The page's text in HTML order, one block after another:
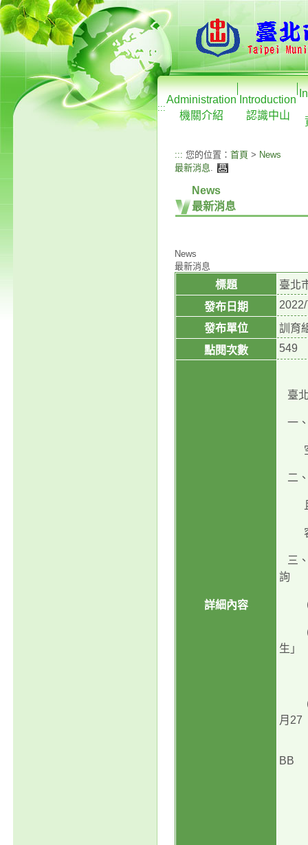
:::
Administration
機關介紹
Introduction
認識中山
::: 您的位置： 首頁 > News
最新消息.
News
最新消息
News
最新消息
標題
臺北
發布日期
發布單位
訓育
點閱次數
549
詳細內容
臺
一
空
二
且
容
三
詢
(一)
生」
(二)
月27
BB